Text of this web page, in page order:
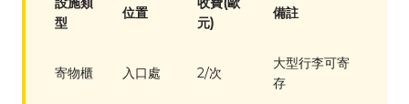
型
位置
元)
備註
寄物櫃 入口處 2/次
大型行李可寄
存